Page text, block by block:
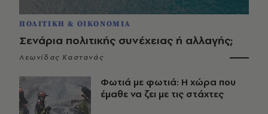
ΠΟΛΙΤΙΚΗ & ΟΙΚΟΝΟΜΙΑ
Σενάρια πολιτικής συνέχειας ή αλλαγής;
Λεωνίδας Καστανάς
Φωτιά με φωτιά: Η χώρα που
έμαθε να ζει με τις στάχτες